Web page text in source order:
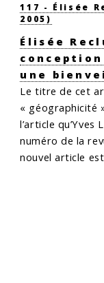
117 - Élisée
2005)
Élisée
une
Le titre de cet
« géographicité
l’article
numéro de la
nouvel article